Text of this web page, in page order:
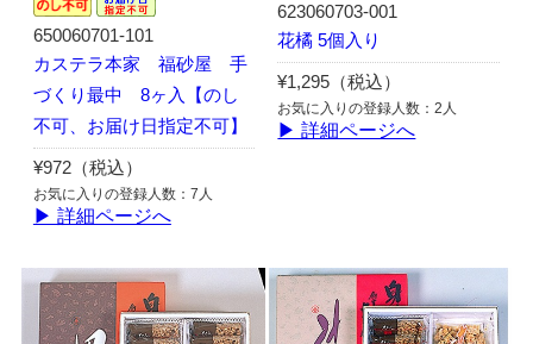
650060701-101
カステラ本家 福砂屋 手
づくり最中 8ヶ入【のし
不可、お届け日指定不可】
¥972（税込）
お気に入りの登録人数：7人
▶ 詳細ページへ
623060703-001
花橘 5個入り
¥1,295（税込）
お気に入りの登録人数：2人
▶ 詳細ページへ